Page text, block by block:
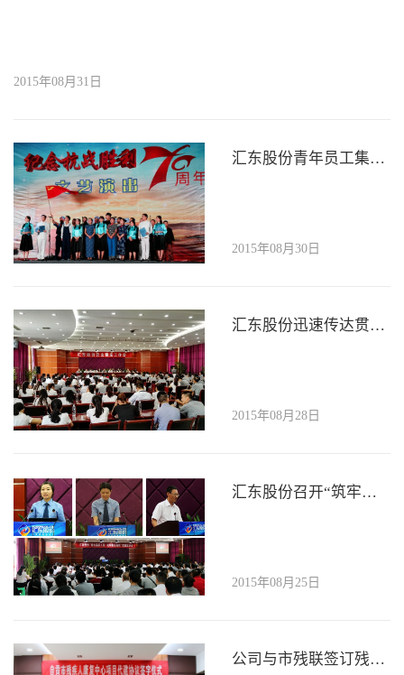
2015年08月31日
汇东股份青年员工集体演绎《曲折历程》
2015年08月30日
汇东股份迅速传达贯彻高新区安全稳定工作会议精神
2015年08月28日
汇东股份召开“筑牢廉洁防线，建造品质工程 ”主题宣讲会
2015年08月25日
公司与市残联签订残疾人康复中心项目代建协议